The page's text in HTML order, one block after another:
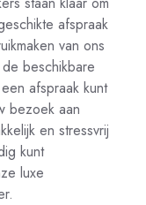
afspraak
van ons
beschikbare
afspraak kunt
bezoek aan
en stressvrij
kunt
luxe